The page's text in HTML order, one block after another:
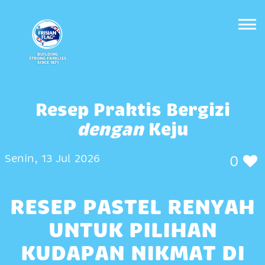
BUILDING
STRONG FAMILIES
SINCE 1871
Resep Praktis Bergizi
denganKeju
Senin, 13 Jul 2026 0
RESEP PASTEL RENYAH
UNTUK PILIHAN
KUDAPAN NIKMAT DI